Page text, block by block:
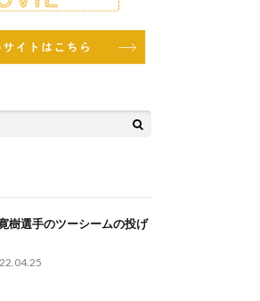
樹選手のツーシームの投げ